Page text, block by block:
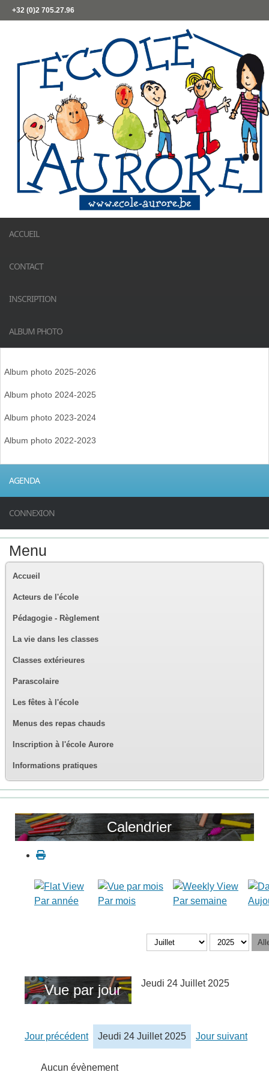
+32 (0)2 705.27.96
ACCUEIL
CONTACT
INSCRIPTION
ALBUM PHOTO
Album photo 2025-2026
Album photo 2024-2025
Album photo 2023-2024
Album photo 2022-2023
AGENDA
CONNEXION
Menu
Accueil
Acteurs de l'école
Pédagogie - Règlement
La vie dans les classes
Classes extérieures
Parascolaire
Les fêtes à l'école
Menus des repas chauds
Inscription à l'école Aurore
Informations pratiques
Calendrier
Par année Par mois Par semaine
Vue par jour Jeudi 24 Juillet 2025
Jour précédent Jeudi 24 Juillet 2025 Jour suivant
Aucun évènement